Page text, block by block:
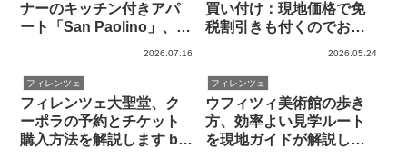
ナーのキッチン付きアパ
ート「San Paolino」、値
2026.07.16
買い付け：現地価格で免
税割引きも付くのでお
2026.05.24
フィレンツェ
フィレンツェ大聖堂、ク
ーポラの予約とチケット
購入方法を解説します by
フィレンツェ
ウフィツィ美術館の歩き
方、効率よい見学ルート
を現地ガイドが解説しま